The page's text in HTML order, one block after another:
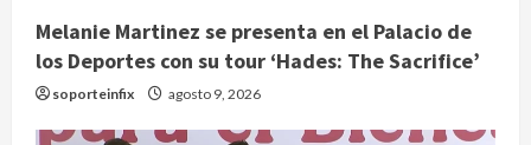
Melanie Martinez se presenta en el Palacio de
los Deportes con su tour ‘Hades: The Sacrifice’
soporteinfix agosto 9, 2026